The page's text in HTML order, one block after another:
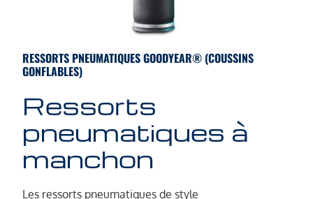
RESSORTS PNEUMATIQUES GOODYEAR® (COUSSINS
GONFLABLES)
Ressorts
pneumatiques à
manchon
Les ressorts pneumatiques de style